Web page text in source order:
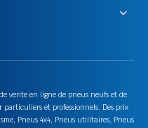
vente en ligne de pneus neufs et de
et professionnels. Des prix
Pneus 4x4, Pneus utilitaires, Pneus